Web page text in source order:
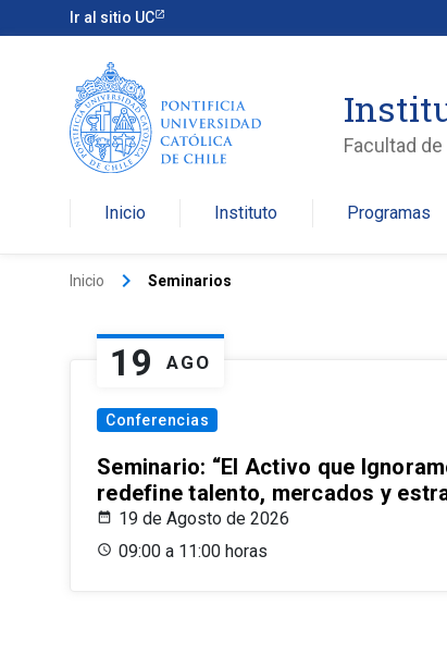
Ir al sitio UC
Facultad
Inicio Instituto Programas
Inicio keyboard_arrow_right Seminarios
19 AGO
Conferencias
Seminario: “El Activo que
redefine talento, mercados y
19 de Agosto de 2026
09:00 a 11:00 horas